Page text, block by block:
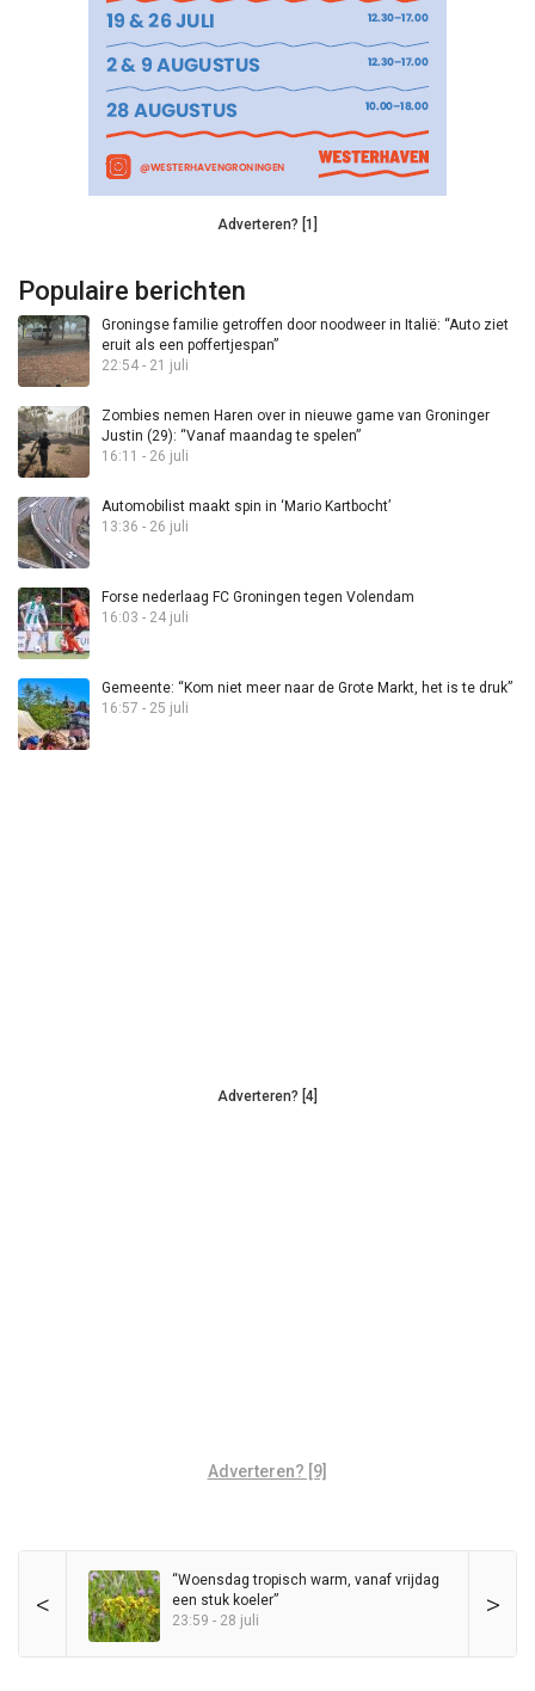
Adverteren? [1]
Populaire berichten
Groningse familie getroffen door noodweer in Italië: “Auto ziet
eruit als een poffertjespan”
22:54 - 21 juli
Zombies nemen Haren over in nieuwe game van Groninger
Justin (29): “Vanaf maandag te spelen”
16:11 - 26 juli
Automobilist maakt spin in ‘Mario Kartbocht’
13:36 - 26 juli
Forse nederlaag FC Groningen tegen Volendam
16:03 - 24 juli
Gemeente: “Kom niet meer naar de Grote Markt, het is te druk”
16:57 - 25 juli
Adverteren? [4]
Adverteren? [9]
< >
“Woensdag tropisch warm, vanaf vrijdag
een stuk koeler”
23:59 - 28 juli